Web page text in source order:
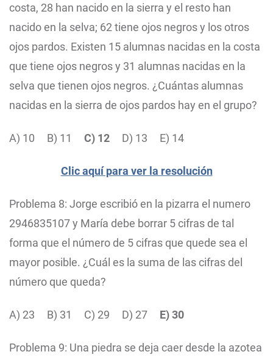
costa, 28 han nacido en la sierra y el resto han
nacido en la selva; 62 tiene ojos negros y los otros
ojos pardos. Existen 15 alumnas nacidas en la costa
que tiene ojos negros y 31 alumnas nacidas en la
selva que tienen ojos negros. ¿Cuántas alumnas
nacidas en la sierra de ojos pardos hay en el grupo?
A) 10 B) 11 C) 12 D) 13 E) 14
Clic aquí para ver la resolución
Problema 8: Jorge escribió en la pizarra el numero
2946835107 y María debe borrar 5 cifras de tal
forma que el número de 5 cifras que quede sea el
mayor posible. ¿Cuál es la suma de las cifras del
número que queda?
A) 23 B) 31 C) 29 D) 27 E) 30
Problema 9: Una piedra se deja caer desde la azotea